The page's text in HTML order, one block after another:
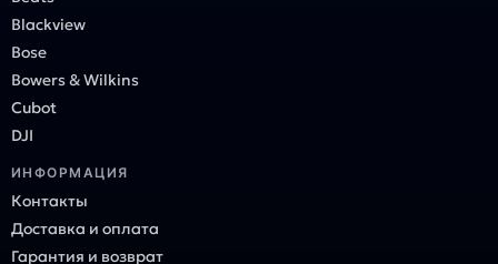
Blackview
Bose
Bowers & Wilkins
Cubot
DJI
ИНФОРМАЦИЯ
Контакты
Доставка и оплата
Гарантия и возврат